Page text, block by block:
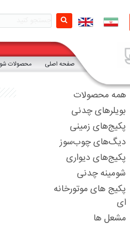
صفحه اصلی محصولات
همه محصولات
بویلرهای چدنی
پکیج‌های زمینی
دیگ‌های چوب‌سوز
پکیج‌های دیواری
شومینه چدنی
پکیج های موتورخانه
ای
مشعل ها